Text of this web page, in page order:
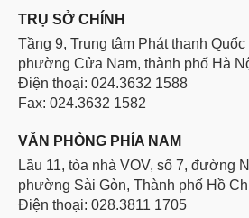
TRỤ SỞ CHÍNH
Tầng 9, Trung tâm Phát thanh
phường Cửa Nam, thành phố Hà
Điện thoại: 024.3632 1588
Fax: 024.3632 1582
VĂN PHÒNG PHÍA NAM
Lầu 11, tòa nhà VOV, số 7, đường
phường Sài Gòn, Thành phố Hồ
Điện thoại: 028.3811 1705